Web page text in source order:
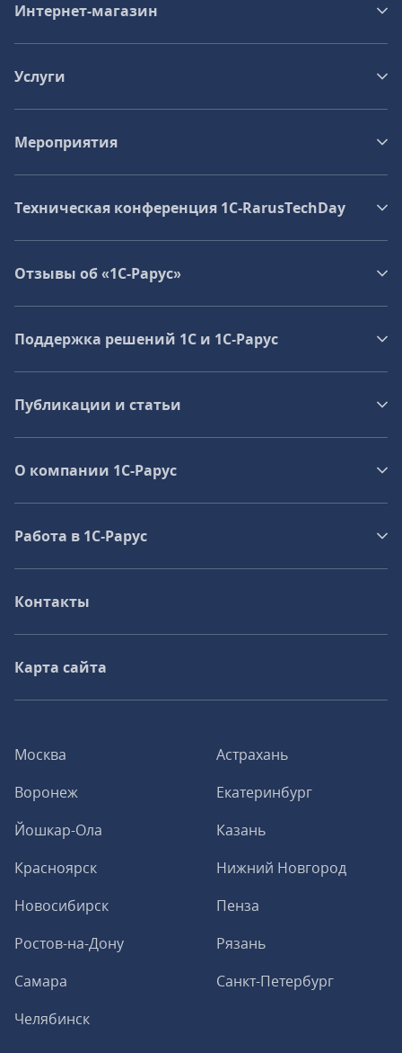
Москва
Астрахань
Воронеж
Екатеринбург
Йошкар-Ола
Казань
Красноярск
Нижний Новгород
Новосибирск
Пенза
Ростов-на-Дону
Рязань
Самара
Санкт-Петербург
Челябинск
Интернет-магазин
Услуги
Мероприятия
Техническая конференция 1C‑RarusTechDay
Отзывы об «1С-Рарус»
Поддержка решений 1С и 1С‑Рарус
Публикации и статьи
О компании 1C-Рарус
Работа в 1С‑Рарус
Контакты
Карта сайта